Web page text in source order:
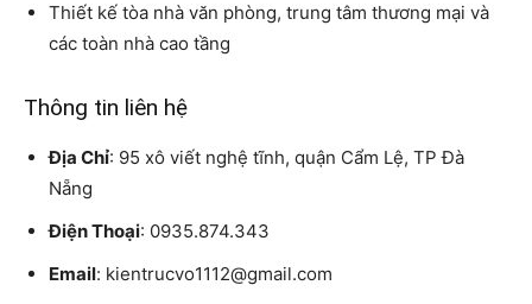
Thiết kế tòa nhà văn phòng, trung tâm thương mại và
các toàn nhà cao tầng
Thông tin liên hệ
Địa Chỉ: 95 xô viết nghệ tĩnh, quận Cẩm Lệ, TP Đà
Nẵng
Điện Thoại: 0935.874.343
Email: kientrucvo1112@gmail.com